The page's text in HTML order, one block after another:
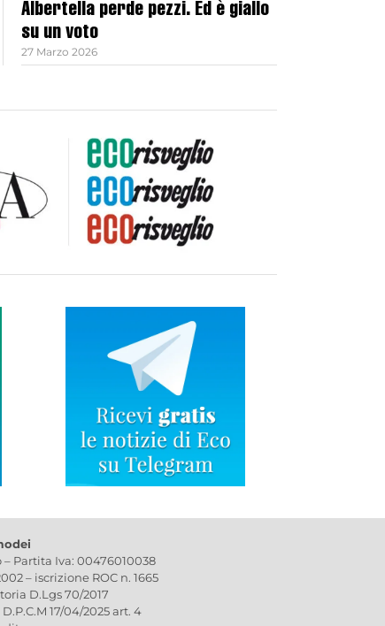
Albertella perde pezzi. Ed è giallo
su un voto
27 Marzo 2026
Partita Iva: 00476010038
– iscrizione ROC n. 1665
D.Lgs 70/2017
17/04/2025 art. 4